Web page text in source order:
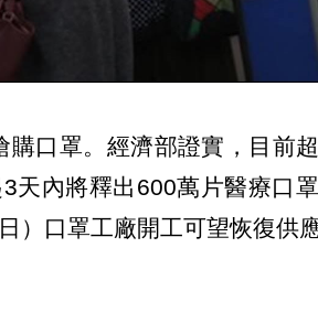
口罩。經濟部證實，目前
天內將釋出600萬片醫療口
）口罩工廠開工可望恢復供應